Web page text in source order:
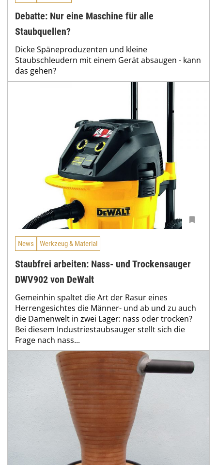
Debatte: Nur eine Maschine für alle
Staubquellen?
Dicke Späneproduzenten und kleine
Staubschleudern mit einem Gerät absaugen - kann
das gehen?
News Werkzeug & Material
Staubfrei arbeiten: Nass- und Trockensauger
DWV902 von DeWalt
Gemeinhin spaltet die Art der Rasur eines
Herrengesichtes die Männer- und ab und zu auch
die Damenwelt in zwei Lager: nass oder trocken?
Bei diesem Industriestaubsauger stellt sich die
Frage nach nass...